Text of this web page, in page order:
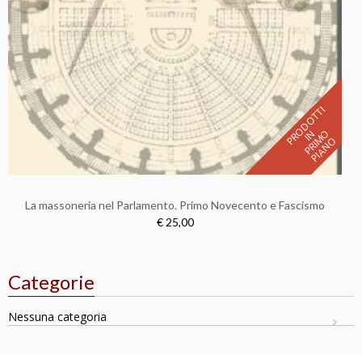
P
R
O
D
O
T
T
I
I
N
P
R
I
M
O
P
I
A
N
O
La massoneria nel Parlamento. Primo Novecento e Fascismo
€ 25,00
Categorie
Nessuna categoria